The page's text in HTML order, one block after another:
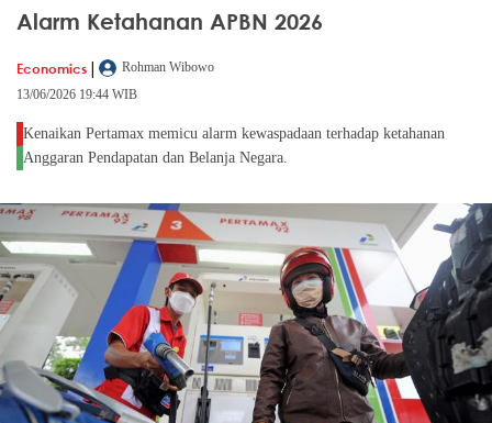
Alarm Ketahanan APBN 2026
Economics |
Rohman Wibowo
13/06/2026 19:44 WIB
Kenaikan Pertamax memicu alarm kewaspadaan terhadap ketahanan
Anggaran Pendapatan dan Belanja Negara.